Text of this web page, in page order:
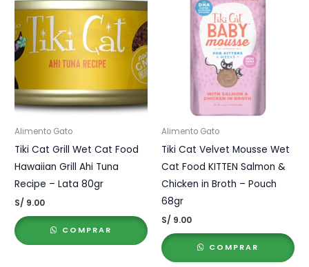
Alimento Gato
Tiki Cat Grill Wet Cat Food
Hawaiian Grill Ahi Tuna
Recipe – Lata 80gr
S/ 9.00
COMPRAR
Alimento Gato
Tiki Cat Velvet Mousse Wet
Cat Food KITTEN Salmon &
Chicken in Broth – Pouch
68gr
S/ 9.00
COMPRAR